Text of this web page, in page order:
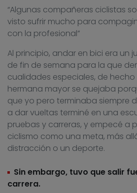
“Algunas compañeras ciclistas
visto sufrir mucho para
con la profesional”
Al principio, andar en bici era un
de fin de semana para la que
cualidades especiales, de
hermana mayor se quejaba
que yo pero terminaba siempre
a dar vueltas terminé en una
pruebas y carreras, y empecé a
ciclismo como una meta, más
distracción o un deporte.
Sin embargo, tuvo que salir
carrera.